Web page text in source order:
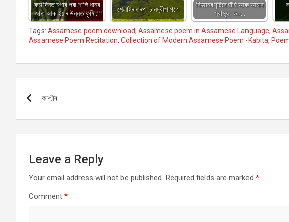
কম দিনত চপাব পৰা শালি ধানৰ
জাত আৰু ইয়াৰ উন্নত কৃষি…
শেলাইৰ তৰপ -চানদ্বীপ গগৈ
বিজ্ঞানৰ দৃষ্টিৰে হাঁহি আৰু আমাৰ
স্বাস্থ্য : ড০…
Tags: Assamese poem download, Assamese poem in Assamese Language,
Assamese Poem Recitation, Collection of Modern Assamese Poem -Kabita,
navigation
কাশ্মীৰ
Leave a Reply
Your email address will not be published. Required fields are marked *
Comment *